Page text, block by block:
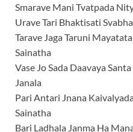
Smarave Mani Tvatpada
Urave Tari Bhaktisati
Tarave Jaga Taruni
Sainatha
Vase Jo Sada Daavaya
Janala
Pari Antari Jnana
Sainatha
Bari Ladhala Janma Ha